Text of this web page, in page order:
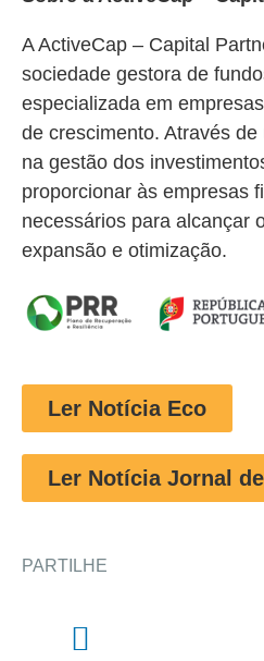
A ActiveCap – Capital
sociedade gestora de
especializada em
de crescimento. Através
na gestão dos
proporcionar às empresas
necessários para alcançar
expansão e otimização.
Ler Notícia Eco
Ler Notícia Jornal
PARTILHE